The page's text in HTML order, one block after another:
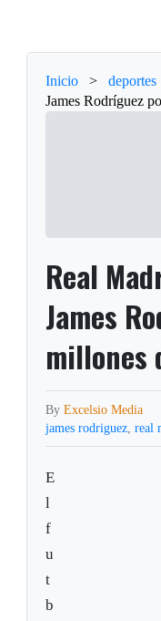
Inicio > deportes
James Rodríguez
Real
James
millones
ByExcelsio Media
james rodriguez,real
E
l
f
u
t
b